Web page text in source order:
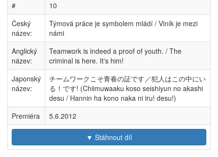
#
10
Český
název:
Týmová práce je symbolem mládí / Viník je mezi
námi
Anglický
název:
Teamwork is indeed a proof of youth. / The
criminal is here. It's him!
Japonský
název:
チームワークこそ青春の証です／犯人はこの中にい
る！です! (Chiimuwaaku koso seishiyun no akashi
desu / Hannin ha kono naka ni iru! desu!)
Premiéra
5.6.2012
▼ Stáhnout díl